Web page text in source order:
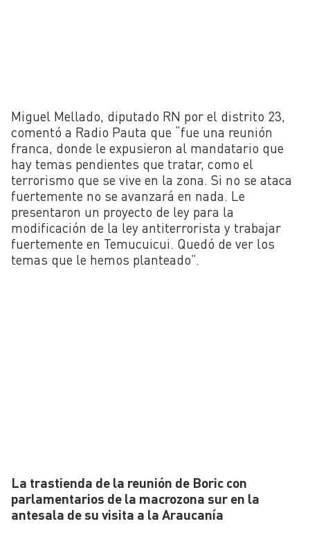
Miguel Mellado, diputado RN por el distrito 23,
comentó a Radio Pauta que “fue una reunión
franca, donde le expusieron al mandatario que
hay temas pendientes que tratar, como el
terrorismo que se vive en la zona. Si no se ataca
fuertemente no se avanzará en nada. Le
presentaron un proyecto de ley para la
modificación de la ley antiterrorista y trabajar
fuertemente en Temucuicui. Quedó de ver los
temas que le hemos planteado”.
La trastienda de la reunión de Boric con
parlamentarios de la macrozona sur en la
antesala de su visita a la Araucanía